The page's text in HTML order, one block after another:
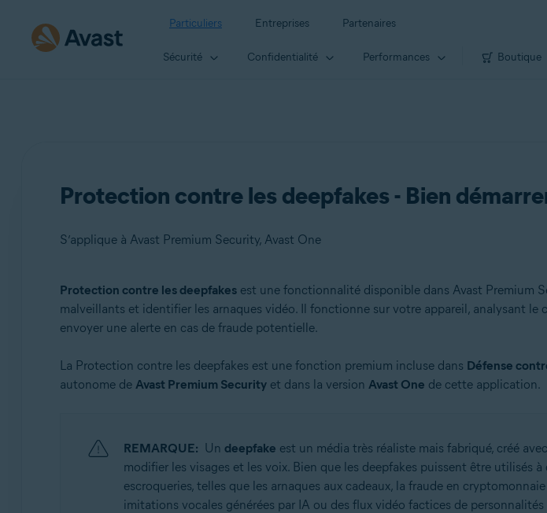
Particuliers Entreprises Partenaires
Sécurité Confidentialité Performances Boutique
Protection contre les deepfakes - Bien
S’applique à Avast Premium Security, Avast One
Produits:
Avast Premium Security
Systèmes d'exploitation:
Protection contre les deepfakesest une fonctionnalité disponible dans Avast Premium
malveillants et identifier les arnaques vidéo. Il fonctionne sur votre appareil, analysant
envoyer une alerte en cas de fraude potentielle.
La Protection contre les deepfakes est une fonction premium incluse dans Défense
autonome de Avast Premium Securityet dans la version Avast One de cette application.
REMARQUE: Un deepfake est un média très réaliste mais fabriqué, créé
modifier les visages et les voix. Bien que les deepfakes puissent être utilisés
escroqueries, telles que les arnaques aux cadeaux, la fraude en
imitations vocales générées par IA ou des flux vidéo factices de